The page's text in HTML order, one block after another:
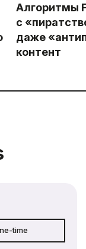
Алгоритмы
с
даже
контент
time